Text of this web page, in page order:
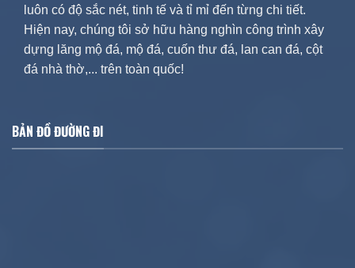
luôn có độ sắc nét, tinh tế và tỉ mỉ đến từng chi tiết.
Hiện nay, chúng tôi sở hữu hàng nghìn công trình xây
dựng lăng mộ đá, mộ đá, cuốn thư đá, lan can đá, cột
đá nhà thờ,... trên toàn quốc!
BẢN ĐỒ ĐƯỜNG ĐI